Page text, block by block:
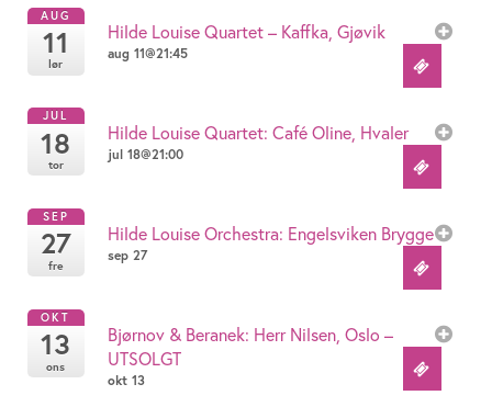
AUG
11
lør
Hilde Louise Quartet – Kaffka, Gjøvik
aug 11@21:45
JUL
18
tor
Hilde Louise Quartet: Café Oline, Hvaler
jul 18@21:00
SEP
27
fre
Hilde Louise Orchestra: Engelsviken Brygge
sep 27
OKT
13
ons
Bjørnov & Beranek: Herr Nilsen, Oslo –
UTSOLGT
okt 13